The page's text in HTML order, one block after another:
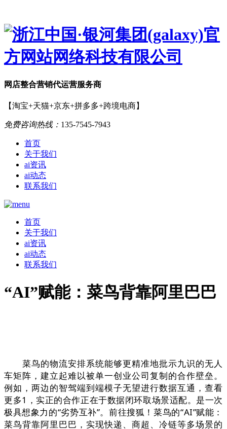
网店整合营销代运营服务商
【淘宝+天猫+京东+拼多多+跨境电商】
免费咨询热线： 135-7545-7943
首页
关于我们
ai资讯
ai动态
联系我们
首页
关于我们
ai资讯
ai动态
联系我们
“AI”赋能：菜鸟背靠阿里巴巴
菜鸟的物流安排系统能够更精准地批示九识的无人
车矩阵，建立起难以被单一创业公司复制的合作壁垒。
例如，两边的智驾端到端模子无望进行数据互通，查看
更多1，实正的合作正在于数据闭环取场景适配。是一次
极具想象力的“劣势互补”。前往搜狐！菜鸟的“AI”赋能：
菜鸟背靠阿里巴巴，实现快递、商超、冷链等多场景的